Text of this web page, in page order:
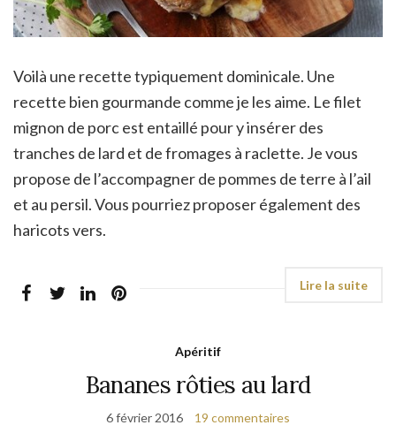
Voilà une recette typiquement dominicale. Une
recette bien gourmande comme je les aime. Le filet
mignon de porc est entaillé pour y insérer des
tranches de lard et de fromages à raclette. Je vous
propose de l’accompagner de pommes de terre à l’ail
et au persil. Vous pourriez proposer également des
haricots vers.
Apéritif
Bananes rôties au lard
6 février 2016 19 commentaires